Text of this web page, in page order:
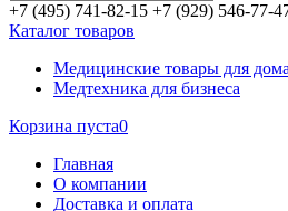
+7 (495) 741-82-15 +7 (929) 546-77-
Каталог товаров
Медицинские товары для дома
Медтехника для бизнеса
Корзина пуста0
Главная
О компании
Доставка и оплата